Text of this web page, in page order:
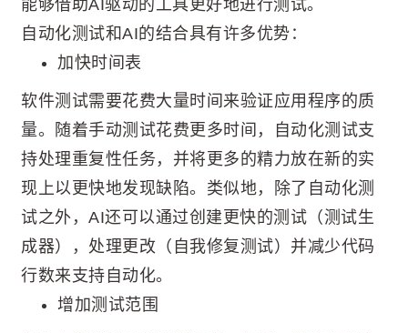
能够借助AI驱动的工具更好地进行测试。
自动化测试和AI的结合具有许多优势：
加快时间表
软件测试需要花费大量时间来验证应用程序的质
量。随着手动测试花费更多时间，自动化测试支
持处理重复性任务，并将更多的精力放在新的实
现上以更快地发现缺陷。类似地，除了自动化测
试之外，AI还可以通过创建更快的测试（测试生
成器），处理更改（自我修复测试）并减少代码
行数来支持自动化。
增加测试范围